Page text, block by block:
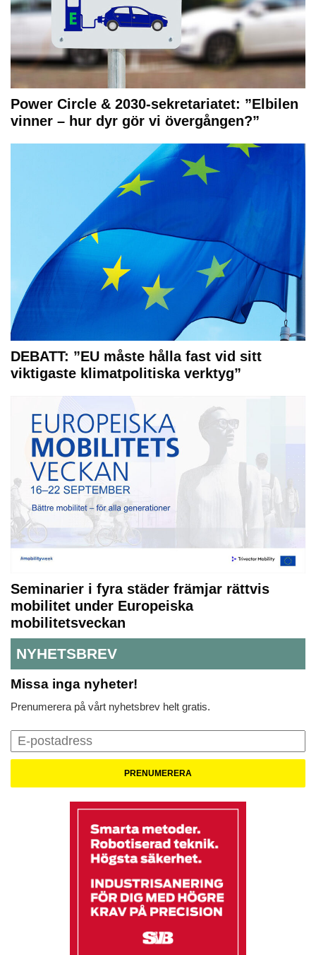
Power Circle & 2030-sekretariatet: ”Elbilen
vinner – hur dyr gör vi övergången?”
DEBATT: ”EU måste hålla fast vid sitt
viktigaste klimatpolitiska verktyg”
Seminarier i fyra städer främjar rättvis
mobilitet under Europeiska
mobilitetsveckan
NYHETSBREV
Missa inga nyheter!
Prenumerera på vårt nyhetsbrev helt gratis.